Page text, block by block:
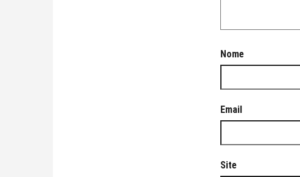
Nome
Email
Site